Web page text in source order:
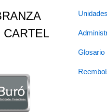
CARTEL
Glosario